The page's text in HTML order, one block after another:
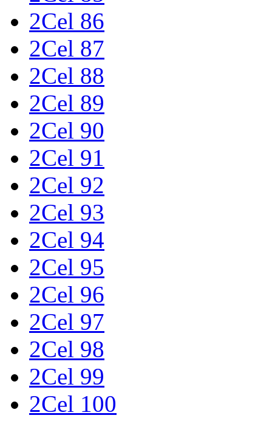
2Cel 86
2Cel 87
2Cel 88
2Cel 89
2Cel 90
2Cel 91
2Cel 92
2Cel 93
2Cel 94
2Cel 95
2Cel 96
2Cel 97
2Cel 98
2Cel 99
2Cel 100